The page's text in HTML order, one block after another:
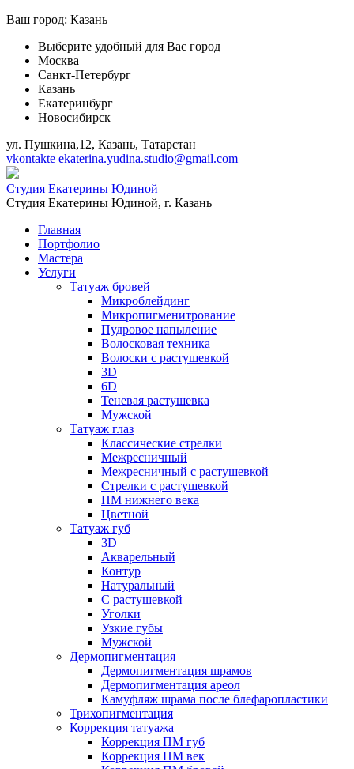
Ваш город: Казань
Выберите удобный для Вас город
Москва
Санкт-Петербург
Казань
Екатеринбург
Новосибирск
ул. Пушкина,12, Казань, Татарстан
vkontakte ekaterina.yudina.studio@gmail.com
Студия Екатерины Юдиной
Студия Екатерины Юдиной, г. Казань
Главная
Портфолио
Мастера
Услуги
Татуаж бровей
Микроблейдинг
Микропигменитрование
Пудровое напыление
Волосковая техника
Волоски с растушевкой
3D
6D
Теневая растушевка
Мужской
Татуаж глаз
Классические стрелки
Межресничный
Межресничный с растушевкой
Стрелки с растушевкой
ПМ нижнего века
Цветной
Татуаж губ
3D
Акварельный
Контур
Натуральный
С растушевкой
Уголки
Узкие губы
Мужской
Дермопигментация
Дермопигментация шрамов
Дермопигментация ареол
Камуфляж шрама после блефаропластики
Трихопигментация
Коррекция татуажа
Коррекция ПМ губ
Коррекция ПМ век